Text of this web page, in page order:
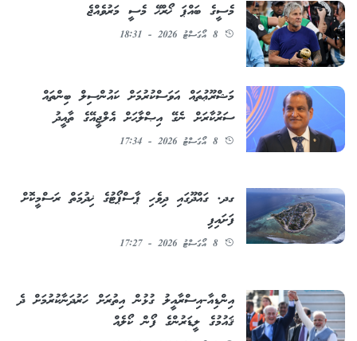
މެސީގެ ބައްޕަ ޚޯރްޚޭ މެސީ މަރުވެއްޖެ
8 އޯގަސްޓު 2026 - 18:31
މަޝްރޫޢުތައް އަވަސްކުރުމަށް ކައުންސިލް ބިންތައް
ސަރުކާރަށް ނެގޭ އިޞްލާޙަށް އެލްޖީއޭގެ ތާއީދު
8 އޯގަސްޓު 2026 - 17:34
ގދ. ގައްދޫގައި ދިވެހި ޕާސްޕޯޓުގެ ޚިދުމަތް ރަސްމީކޮށް
ފަށައިފި
8 އޯގަސްޓު 2026 - 17:27
އިންޑިއާ-އިސްރާއީލު ގުޅުން އިތުރަށް ހަރުދަނާކުރުމަށް ދެ
ޤައުމުގެ ލީޑަރުންގެ ފޯން ކޯލެއް